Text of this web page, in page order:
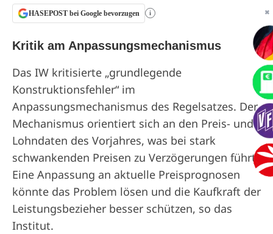
HASEPOST bei Google bevorzugen i
Kritik am Anpassungsmechanismus
Das IW kritisierte „grundlegende
Konstruktionsfehler“ im
Anpassungsmechanismus des Regelsatzes. Der
Mechanismus orientiert sich an den Preis- und
Lohndaten des Vorjahres, was bei stark
schwankenden Preisen zu Verzögerungen führt.
Eine Anpassung an aktuelle Preisprognosen
könnte das Problem lösen und die Kaufkraft der
Leistungsbezieher besser schützen, so das
Institut.
✖